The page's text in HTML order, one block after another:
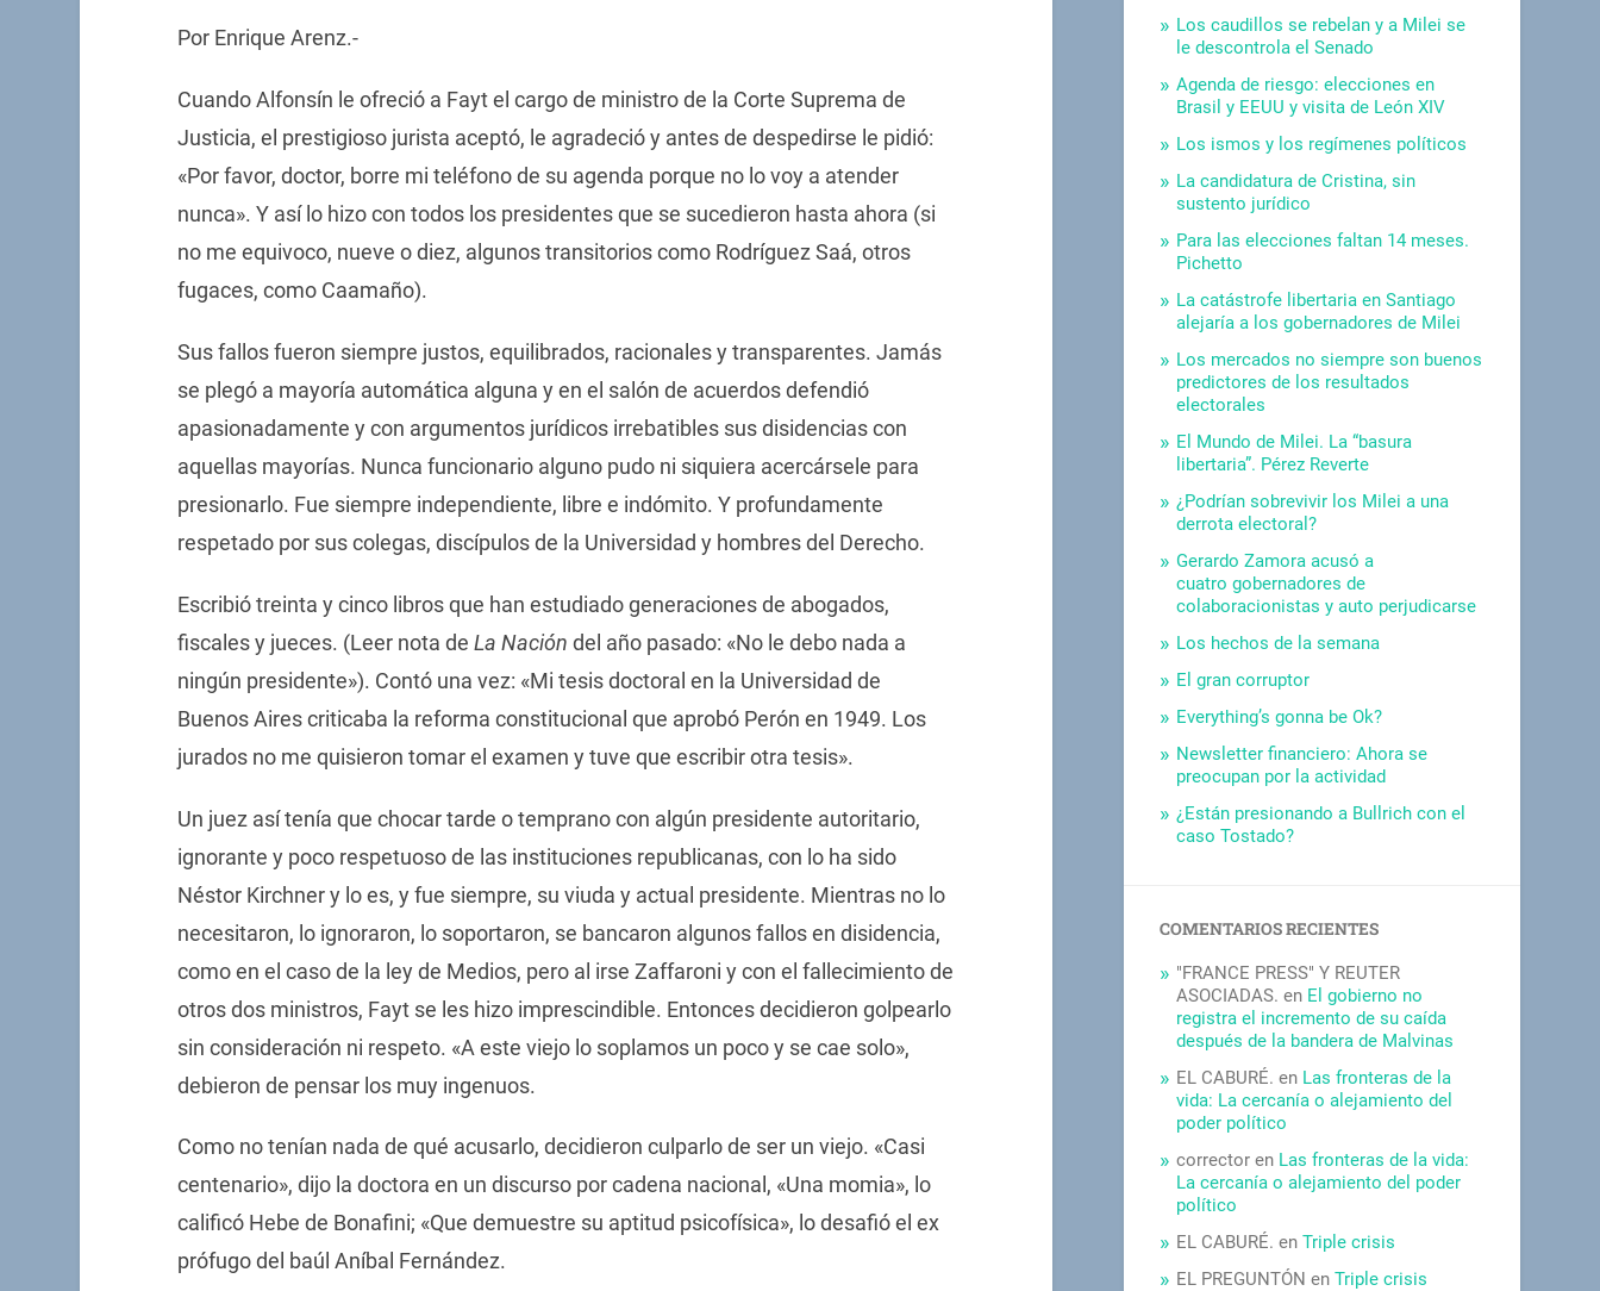
Por Enrique Arenz.-
Cuando Alfonsín le ofreció a Fayt el cargo de ministro de la Corte Suprema de
Justicia, el prestigioso jurista aceptó, le agradeció y antes de despedirse le pidió:
«Por favor, doctor, borre mi teléfono de su agenda porque no lo voy a atender
nunca». Y así lo hizo con todos los presidentes que se sucedieron hasta ahora (si
no me equivoco, nueve o diez, algunos transitorios como Rodríguez Saá, otros
fugaces, como Caamaño).
Sus fallos fueron siempre justos, equilibrados, racionales y transparentes. Jamás
se plegó a mayoría automática alguna y en el salón de acuerdos defendió
apasionadamente y con argumentos jurídicos irrebatibles sus disidencias con
aquellas mayorías. Nunca funcionario alguno pudo ni siquiera acercársele para
presionarlo. Fue siempre independiente, libre e indómito. Y profundamente
respetado por sus colegas, discípulos de la Universidad y hombres del Derecho.
Escribió treinta y cinco libros que han estudiado generaciones de abogados,
fiscales y jueces. (Leer nota de La Nación del año pasado: «No le debo nada a
ningún presidente»). Contó una vez: «Mi tesis doctoral en la Universidad de
Buenos Aires criticaba la reforma constitucional que aprobó Perón en 1949. Los
jurados no me quisieron tomar el examen y tuve que escribir otra tesis».
Un juez así tenía que chocar tarde o temprano con algún presidente autoritario,
ignorante y poco respetuoso de las instituciones republicanas, con lo ha sido
Néstor Kirchner y lo es, y fue siempre, su viuda y actual presidente. Mientras no lo
necesitaron, lo ignoraron, lo soportaron, se bancaron algunos fallos en disidencia,
como en el caso de la ley de Medios, pero al irse Zaffaroni y con el fallecimiento de
otros dos ministros, Fayt se les hizo imprescindible. Entonces decidieron golpearlo
sin consideración ni respeto. «A este viejo lo soplamos un poco y se cae solo»,
debieron de pensar los muy ingenuos.
Como no tenían nada de qué acusarlo, decidieron culparlo de ser un viejo. «Casi
centenario», dijo la doctora en un discurso por cadena nacional, «Una momia», lo
calificó Hebe de Bonafini; «Que demuestre su aptitud psicofísica», lo desafió el ex
prófugo del baúl Aníbal Fernández.
Los caudillos se rebelan y a Milei se
le descontrola el Senado
Agenda de riesgo: elecciones en
Brasil y EEUU y visita de León XIV
Los ismos y los regímenes políticos
La candidatura de Cristina, sin
sustento jurídico
Para las elecciones faltan 14 meses.
Pichetto
La catástrofe libertaria en Santiago
alejaría a los gobernadores de Milei
Los mercados no siempre son buenos
predictores de los resultados
electorales
El Mundo de Milei. La “basura
libertaria”. Pérez Reverte
¿Podrían sobrevivir los Milei a una
derrota electoral?
Gerardo Zamora acusó a
cuatro gobernadores de
colaboracionistas y auto perjudicarse
Los hechos de la semana
El gran corruptor
Everything’s gonna be Ok?
Newsletter financiero: Ahora se
preocupan por la actividad
¿Están presionando a Bullrich con el
caso Tostado?
COMENTARIOS RECIENTES
"FRANCE PRESS" Y REUTER
ASOCIADAS. en El gobierno no
registra el incremento de su caída
después de la bandera de Malvinas
EL CABURÉ. en Las fronteras de la
vida: La cercanía o alejamiento del
poder político
corrector en Las fronteras de la vida:
La cercanía o alejamiento del poder
político
EL CABURÉ. enTriple crisis
EL PREGUNTÓN enTriple crisis